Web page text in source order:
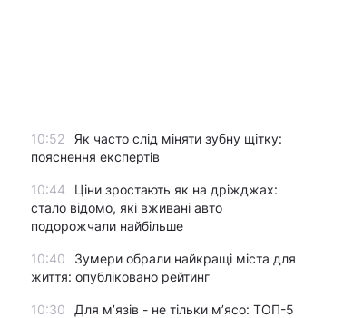
10:52
Як часто слід міняти зубну щітку:
пояснення експертів
10:44
Ціни зростають як на дріжджах:
стало відомо, які вживані авто
подорожчали найбільше
10:40
Зумери обрали найкращі міста для
життя: опубліковано рейтинг
10:30
Для м’язів - не тільки м’ясо: ТОП-5